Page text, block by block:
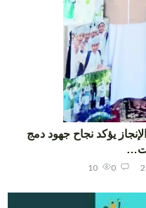
يؤكد نجاح جهود دمج
10